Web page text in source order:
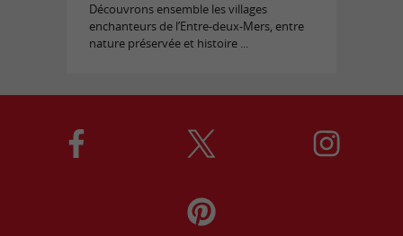
Découvrons ensemble les villages
enchanteurs de l’Entre-deux-Mers, entre
nature préservée et histoire ...